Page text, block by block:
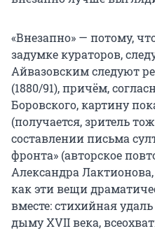
«Внезапно» — потому,
задумке кураторов,
Айвазовским следуют
(1880/91), причём,
Боровского, картину
(получается, зритель
составлении письма
фронта» (авторское
Александра
как эти вещи
вместе: стихийная
дыму XVII века,